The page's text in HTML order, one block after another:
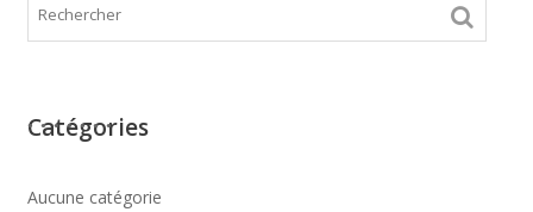
sur
page
Catégories
Aucune catégorie